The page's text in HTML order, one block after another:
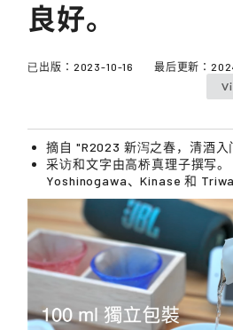
良好。
已出版： 2023-10-16 最后更新：
摘自 "R2023 新泻之春，清酒入
采访和文字由高桥真理子撰写。
Yoshinogawa、Kinase 和